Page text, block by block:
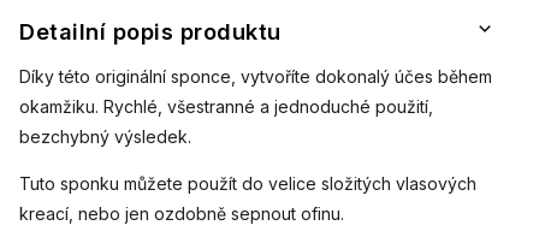
Detailní popis produktu
Díky této originální sponce, vytvoříte dokonalý účes během
okamžiku. Rychlé, všestranné a jednoduché použití,
bezchybný výsledek.
Tuto sponku můžete použít do velice složitých vlasových
kreací, nebo jen ozdobně sepnout ofinu.